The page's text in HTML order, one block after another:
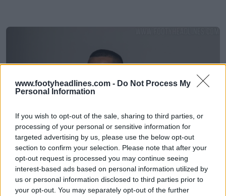
www.footyheadlines.com - Do Not Process My
Personal Information
If you wish to opt-out of the sale, sharing to third parties, or
processing of your personal or sensitive information for
targeted advertising by us, please use the below opt-out
section to confirm your selection. Please note that after your
opt-out request is processed you may continue seeing
interest-based ads based on personal information utilized by
us or personal information disclosed to third parties prior to
your opt-out. You may separately opt-out of the further